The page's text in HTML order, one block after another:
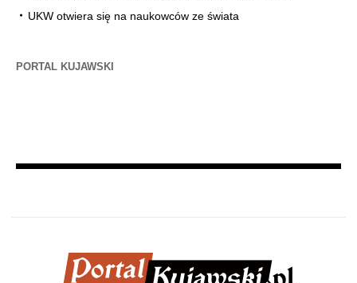
UKW otwiera się na naukowców ze świata
PORTAL KUJAWSKI